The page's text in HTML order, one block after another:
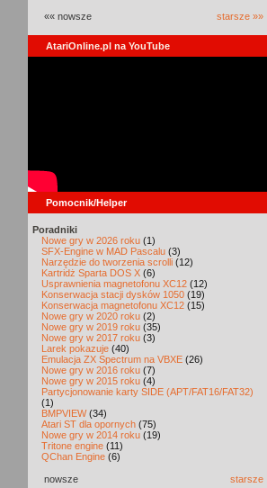
«« nowsze starsze »»
AtariOnline.pl na YouTube
Pomocnik/Helper
Poradniki
Nowe gry w 2026 roku (1)
SFX-Engine w MAD Pascalu (3)
Narzędzie do tworzenia scrolli (12)
Kartridż Sparta DOS X (6)
Usprawnienia magnetofonu XC12 (12)
Konserwacja stacji dysków 1050 (19)
Konserwacja magnetofonu XC12 (15)
Nowe gry w 2020 roku (2)
Nowe gry w 2019 roku (35)
Nowe gry w 2017 roku (3)
Larek pokazuje (40)
Emulacja ZX Spectrum na VBXE (26)
Nowe gry w 2016 roku (7)
Nowe gry w 2015 roku (4)
Partycjonowanie karty SIDE (APT/FAT16/FAT32)
(1)
BMPVIEW(34)
Atari ST dla opornych (75)
Nowe gry w 2014 roku (19)
Tritone engine (11)
QChan Engine (6)
nowsze starsze